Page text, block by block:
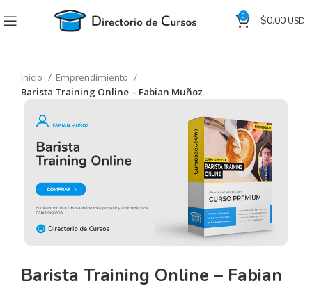
0 $0.00
Inicio
Emprendimiento
Barista Training Online – Fabian Muñoz
Barista Training Online – Fabian